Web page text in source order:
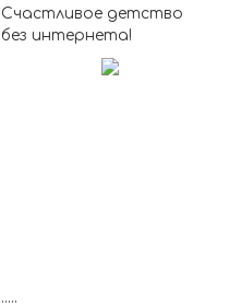
Счастливое детство
без интернета!
.....